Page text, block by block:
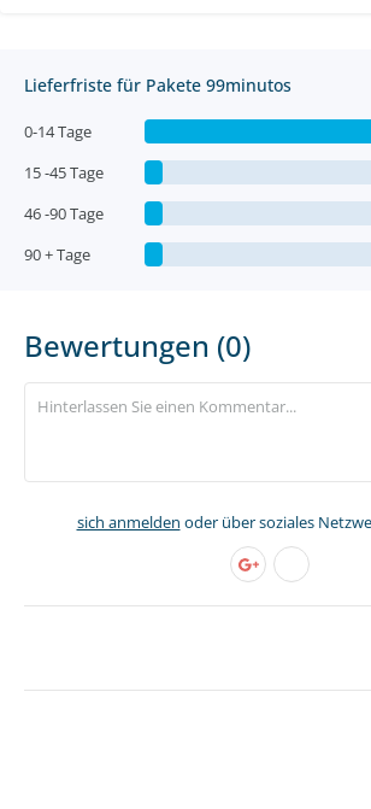
Lieferfriste für Pakete 99minutos
0-14 Tage
15 -45 Tage
46 -90 Tage
90 + Tage
Bewertungen (0)
sich anmelden oder über soziales